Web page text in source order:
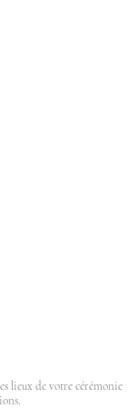
lieux de votre cérémonie